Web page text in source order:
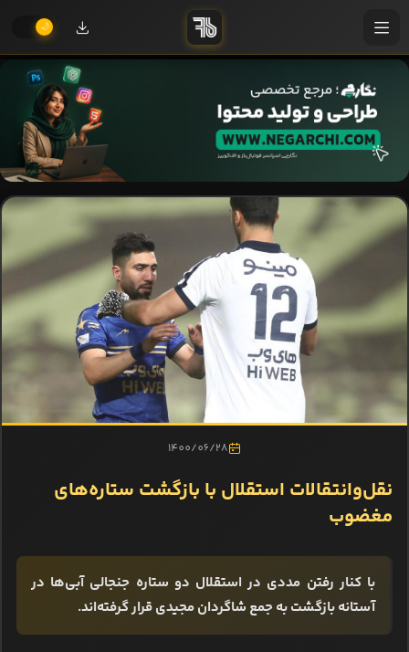
1400/06/28
نقل‌وانتقالات استقلال با بازگشت ستاره‌های
مغضوب
با کنار رفتن مددی در استقلال دو ستاره جنجالی آبی‌ها در
آستانه بازگشت به جمع شاگردان مجیدی قرار گرفته‌اند.